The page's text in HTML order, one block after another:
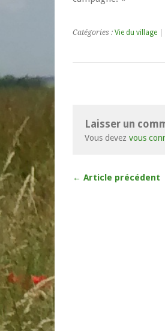
Catégories : Vie du village
Laisser un
Vous devez vous
← Article précédent